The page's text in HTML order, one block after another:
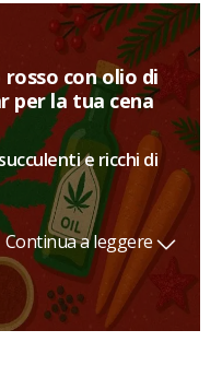
rosso con olio di
per la tua cena
e ricchi di
Continua a leggere